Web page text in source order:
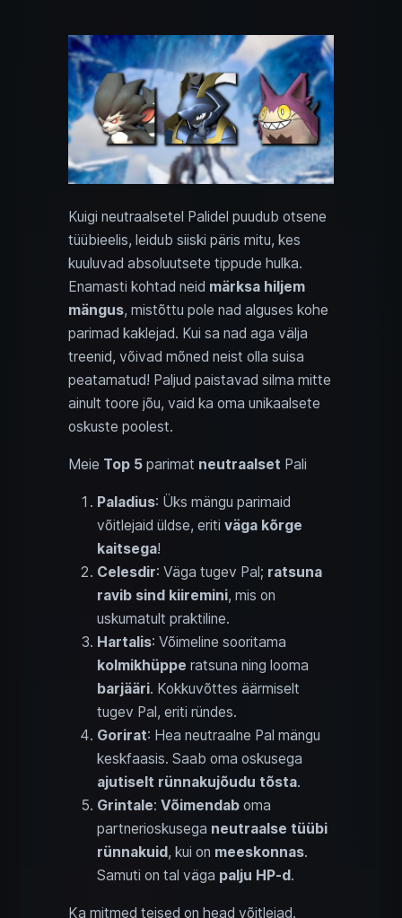
Kuigi neutraalsetel Palidel puudub otsene
tüübieelis, leidub siiski päris mitu, kes
kuuluvad absoluutsete tippude hulka.
Enamasti kohtad neid märksa hiljem
mängus, mistõttu pole nad alguses kohe
parimad kaklejad. Kui sa nad aga välja
treenid, võivad mõned neist olla suisa
peatamatud! Paljud paistavad silma mitte
ainult toore jõu, vaid ka oma unikaalsete
oskuste poolest.
Meie Top 5 parimat neutraalset Pali
Paladius: Üks mängu parimaid
võitlejaid üldse, eriti väga kõrge
kaitsega!
Celesdir: Väga tugev Pal; ratsuna
ravib sind kiiremini, mis on
uskumatult praktiline.
Hartalis: Võimeline sooritama
kolmikhüppe ratsuna ning looma
barjääri. Kokkuvõttes äärmiselt
tugev Pal, eriti ründes.
Gorirat: Hea neutraalne Pal mängu
keskfaasis. Saab oma oskusega
ajutiselt rünnakujõudu tõsta.
Grintale: Võimendab oma
partnerioskusega neutraalse tüübi
rünnakuid , kui on meeskonnas.
Samuti on tal väga palju HP-d .
Ka mitmed teised on head võitlejad.